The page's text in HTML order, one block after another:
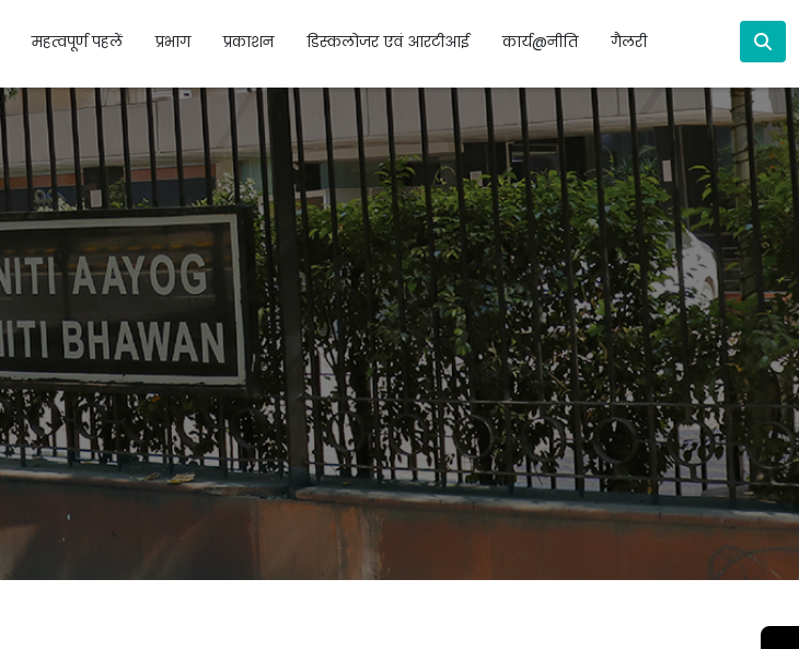
महत्वपूर्ण पहलें प्रभाग प्रकाशन डिस्कलोजर एवं आरटीआई कार्य@नीति गैलरी